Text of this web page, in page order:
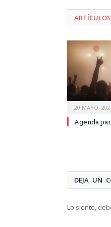
20 MAYO,
Agenda
DEJA UN
Lo siento,